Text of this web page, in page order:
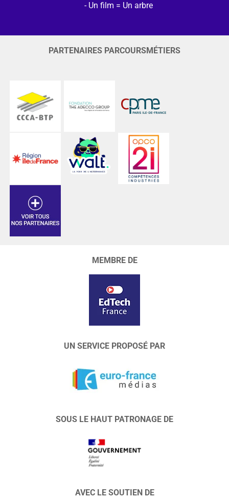
Un film = Un arbre
PARTENAIRES PARCOURSMÉTIERS
MEMBRE DE
UN SERVICE PROPOSÉ PAR
SOUS LE HAUT PATRONAGE DE
AVEC LE SOUTIEN DE